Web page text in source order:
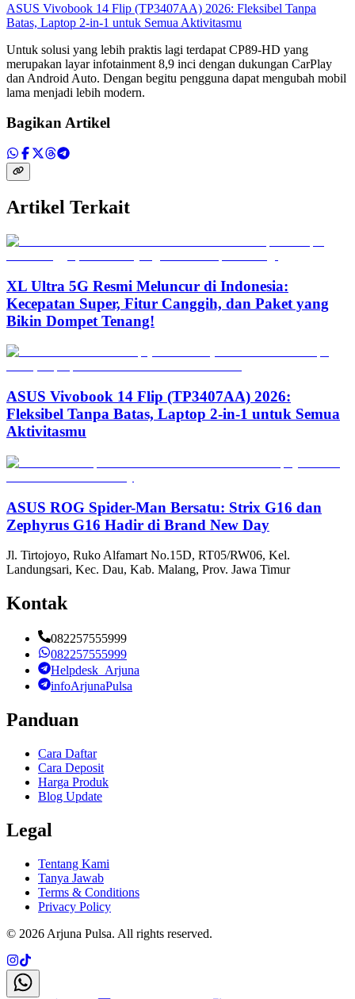
ASUS Vivobook 14 Flip (TP3407AA) 2026: Fleksibel Tanpa
Batas, Laptop 2-in-1 untuk Semua Aktivitasmu
Untuk solusi yang lebih praktis lagi terdapat CP89-HD yang
merupakan layar infotainment 8,9 inci dengan dukungan CarPlay
dan Android Auto. Dengan begitu pengguna dapat mengubah mobil
lama menjadi lebih modern.
Bagikan Artikel
Artikel Terkait
XL Ultra 5G Resmi Meluncur di Indonesia:
Kecepatan Super, Fitur Canggih, dan Paket yang
Bikin Dompet Tenang!
ASUS Vivobook 14 Flip (TP3407AA) 2026:
Fleksibel Tanpa Batas, Laptop 2-in-1 untuk Semua
Aktivitasmu
ASUS ROG Spider-Man Bersatu: Strix G16 dan
Zephyrus G16 Hadir di Brand New Day
Jl. Tirtojoyo, Ruko Alfamart No.15D, RT05/RW06, Kel.
Landungsari, Kec. Dau, Kab. Malang, Prov. Jawa Timur
Kontak
082257555999
082257555999
Helpdesk_Arjuna
infoArjunaPulsa
Panduan
Cara Daftar
Cara Deposit
Harga Produk
Blog Update
Legal
Tentang Kami
Tanya Jawab
Terms & Conditions
Privacy Policy
© 2026 Arjuna Pulsa. All rights reserved.